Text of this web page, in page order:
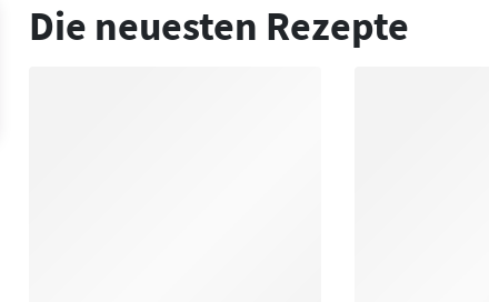
Die neuesten Rezepte